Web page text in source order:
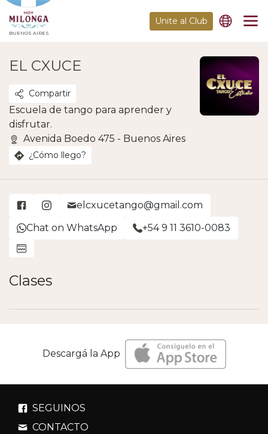
BUENOS AIRES
Unite al Club
EL CXUCE
Compartir
Escuela de tango para aprender y
disfrutar.
Avenida Boedo 475 - Buenos Aires
¿Cómo llego?
elcxucetango@gmail.com
Chat on WhatsApp
+54 9 11 3610-0083
Clases
Descargá la App
SEGUINOS
CONTACTO